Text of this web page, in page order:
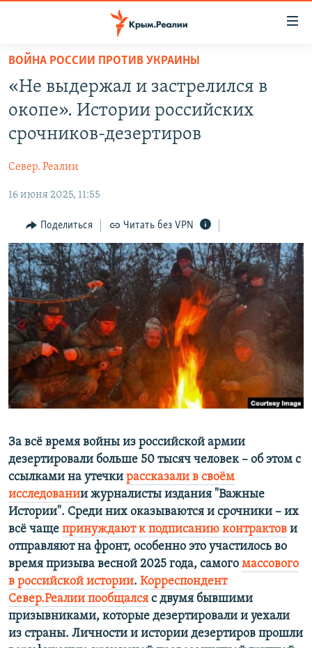
Вернуться
основному
содержанию
главной
навигации
Вернутся
поиску
СПЕЦПРОЕКТЫ
11 ЛЕТ ОККУПАЦИИ КРЫМА. 11 ИСТОРИЙ СОПРОТИВЛЕНИЯ
ЕЩЕ
ИНТЕРАКТИВ
ИНФОГРАФИКА
ТЕЛЕПРОЕКТ КРЫМ.РЕАЛИИ
СОВЕТЫ ПРАВОЗАЩИТНИКОВ
ПРОПАВШИЕ БЕЗ ВЕСТИ
ПОБЕДИТЕЛЕЙ НЕ СУДЯТ?
КРЫМ.НЕПОКОРЕННЫЙ
ELIFBE
УКРАИНСКАЯ ПРОБЛЕМА КРЫМА
РАДІО СВОБОДА
КАК ОБОЙТИ БЛОКИРОВКУ
Українською
Qırımtatar
ПРИСОЕДИНЯЙТЕСЬ!
ВОЙНА РОССИИ ПРОТИВ УКРАИНЫ
«Не выдержал и застрелился в
окопе». Истории российских
срочников-дезертиров
Север. Реалии
16 июня 2025, 11:55
Поделиться Читать без VPN
За всё время войны из российской армии
дезертировали больше 50 тысяч человек – об этом с
ссылками на утечки рассказали в своём
исследовании журналисты издания "Важные
Истории". Среди них оказываются и срочники – их
всё чаще принуждают к подписанию контрактов и
отправляют на фронт, особенно это участилось во
время призыва весной 2025 года, самого массового
в российской истории. Корреспондент
Север.Реалии пообщался с двумя бывшими
призывниками, которые дезертировали и уехали
из страны. Личности и истории дезертиров прошли